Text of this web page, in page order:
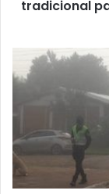
tradicional